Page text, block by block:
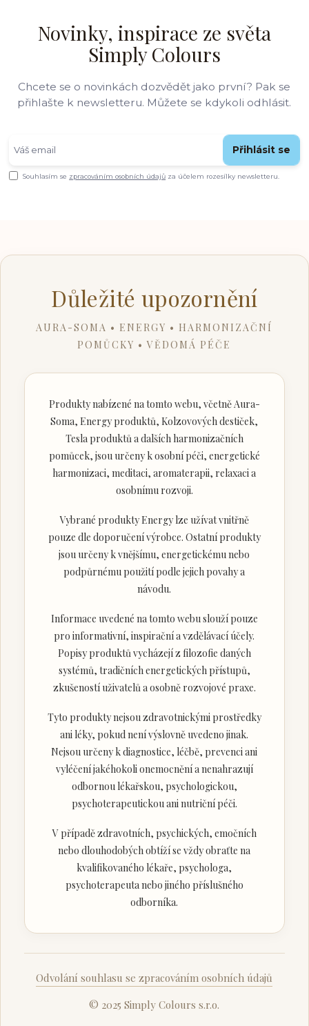
Novinky, inspirace ze světa
Simply Colours
Chcete se o novinkách dozvědět jako první? Pak se
přihlašte k newsletteru. Můžete se kdykoli odhlásit.
Přihlásit se
Souhlasím se zpracováním osobních údajů za účelem rozesílky newsletteru.
Důležité upozornění
AURA-SOMA • ENERGY • HARMONIZAČNÍ
POMŮCKY • VĚDOMÁ PÉČE
Produkty nabízené na tomto webu, včetně Aura-
Soma, Energy produktů, Kolzovových destiček,
Tesla produktů a dalších harmonizačních
pomůcek, jsou určeny k osobní péči, energetické
harmonizaci, meditaci, aromaterapii, relaxaci a
osobnímu rozvoji.
Vybrané produkty Energy lze užívat vnitřně
pouze dle doporučení výrobce. Ostatní produkty
jsou určeny k vnějšímu, energetickému nebo
podpůrnému použití podle jejich povahy a
návodu.
Informace uvedené na tomto webu slouží pouze
pro informativní, inspirační a vzdělávací účely.
Popisy produktů vycházejí z filozofie daných
systémů, tradičních energetických přístupů,
zkušeností uživatelů a osobně rozvojové praxe.
Tyto produkty nejsou zdravotnickými prostředky
ani léky, pokud není výslovně uvedeno jinak.
Nejsou určeny k diagnostice, léčbě, prevenci ani
vyléčení jakéhokoli onemocnění a nenahrazují
odbornou lékařskou, psychologickou,
psychoterapeutickou ani nutriční péči.
V případě zdravotních, psychických, emočních
nebo dlouhodobých obtíží se vždy obraťte na
kvalifikovaného lékaře, psychologa,
psychoterapeuta nebo jiného příslušného
odborníka.
Odvolání souhlasu se zpracováním osobních údajů
© 2025 Simply Colours s.r.o.